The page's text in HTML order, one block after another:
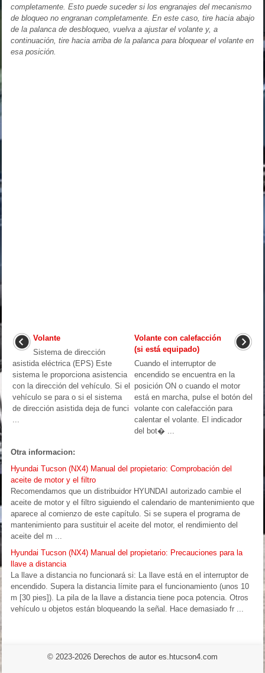
completamente. Esto puede suceder si los engranajes del mecanismo
de bloqueo no engranan completamente. En este caso, tire hacia abajo
de la palanca de desbloqueo, vuelva a ajustar el volante y, a
continuación, tire hacia arriba de la palanca para bloquear el volante en
esa posición.
Volante
Sistema de dirección
asistida eléctrica (EPS) Este
sistema le proporciona asistencia
con la dirección del vehículo. Si el
vehículo se para o si el sistema
de dirección asistida deja de funci
Volante con calefacción
(si está equipado)
Cuando el interruptor de
encendido se encuentra en la
posición ON o cuando el motor
está en marcha, pulse el botón del
volante con calefacción para
calentar el volante. El indicador
del bot� ...
Otra informacion:
Hyundai Tucson (NX4) Manual del propietario: Comprobación del
aceite de motor y el filtro
Recomendamos que un distribuidor HYUNDAI autorizado cambie el
aceite de motor y el filtro siguiendo el calendario de mantenimiento que
aparece al comienzo de este capítulo. Si se supera el programa de
mantenimiento para sustituir el aceite del motor, el rendimiento del
aceite del m ...
Hyundai Tucson (NX4) Manual del propietario: Precauciones para la
llave a distancia
La llave a distancia no funcionará si: La llave está en el interruptor de
encendido. Supera la distancia límite para el funcionamiento (unos 10
m [30 pies]). La pila de la llave a distancia tiene poca potencia. Otros
vehículo u objetos están bloqueando la señal. Hace demasiado fr ...
© 2023-2026 Derechos de autor es.htucson4.com